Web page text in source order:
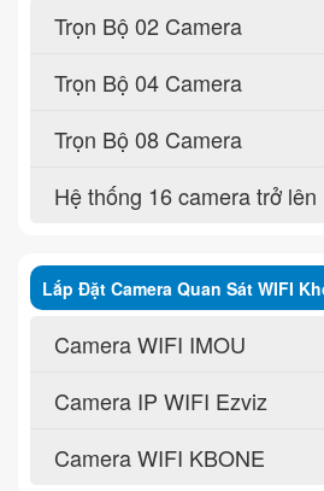
Trọn Bộ 02 Camera
Trọn Bộ 04 Camera
Trọn Bộ 08 Camera
Hệ thống 16 camera trở lên
Lắp Đặt Camera Quan Sát WIFI
Camera WIFI IMOU
Camera IP WIFI Ezviz
Camera WIFI KBONE